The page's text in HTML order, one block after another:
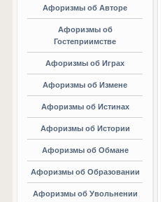
Афоризмы об Авторе
Афоризмы об
Гостеприимстве
Афоризмы об Играх
Афоризмы об Измене
Афоризмы об Истинах
Афоризмы об Истории
Афоризмы об Обмане
Афоризмы об Образовании
Афоризмы об Увольнении